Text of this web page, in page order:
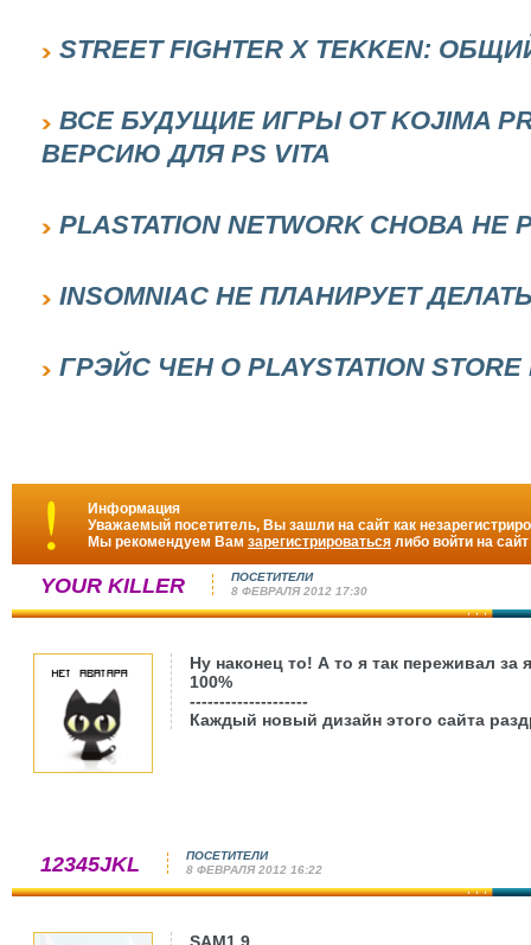
STREET FIGHTER X TEKKEN:
ВСЕ БУДУЩИЕ ИГРЫ ОТ KOJIMA
ВЕРСИЮ ДЛЯ PS VITA
PLASTATION NETWORK СНОВА НЕ
INSOMNIAC НЕ ПЛАНИРУЕТ
ГРЭЙС ЧЕН О PLAYSTATION STORE
Информация
Уважаемый посетитель, Вы зашли на сайт как
Мы рекомендуем Вам зарегистрироваться либо войти на
YOUR KILLER
ПОСЕТИТЕЛИ
8 ФЕВРАЛЯ 2012 17:30
Ну наконец то! А то я так переживал
100%
--------------------
Каждый новый дизайн этого сайта
12345JKL
ПОСЕТИТЕЛИ
8 ФЕВРАЛЯ 2012 16:22